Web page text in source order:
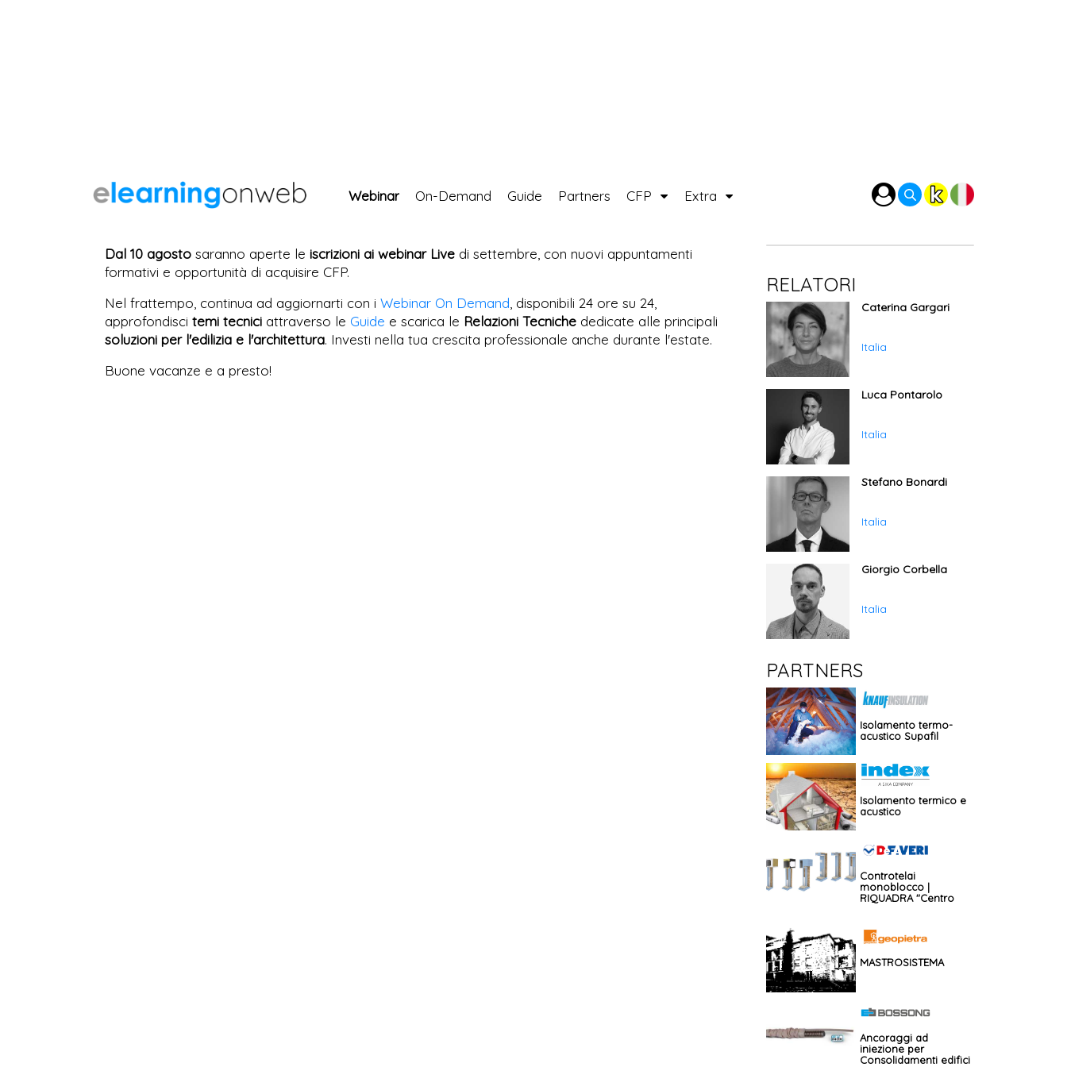
Webinar On-Demand Guide Partners CFP Extra
Dal 10 agosto saranno aperte le iscrizioni ai webinar Live di settembre, con nuovi appuntamenti
formativi e opportunità di acquisire CFP.
Nel frattempo, continua ad aggiornarti con i Webinar On Demand , disponibili 24 ore su 24,
approfondisci temi tecnici attraverso le Guide e scarica le Relazioni Tecniche dedicate alle principali
soluzioni per l'edilizia e l'architettura. Investi nella tua crescita professionale anche durante l'estate.
Buone vacanze e a presto!
RELATORI
Caterina Gargari
Italia
Luca Pontarolo
Italia
Stefano Bonardi
Italia
Giorgio Corbella
Italia
PARTNERS
Isolamento termo-
acustico Supafil
Isolamento termico e
acustico
Controtelai
monoblocco |
RIQUADRA "Centro
MASTROSISTEMA
Ancoraggi ad
iniezione per
Consolidamenti edifici